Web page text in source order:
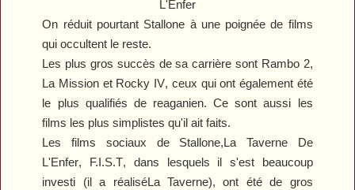
L'Enfer
On réduit pourtant Stallone à une poignée de films
qui occultent le reste.
Les plus gros succès de sa carrière sont Rambo 2,
La Mission et Rocky IV, ceux qui ont également été
le plus qualifiés de reaganien. Ce sont aussi les
films les plus simplistes qu'il ait faits.
Les films sociaux de Stallone,La Taverne De
L'Enfer, F.I.S.T, dans lesquels il s'est beaucoup
investi (il a réaliséLa Taverne), ont été de gros